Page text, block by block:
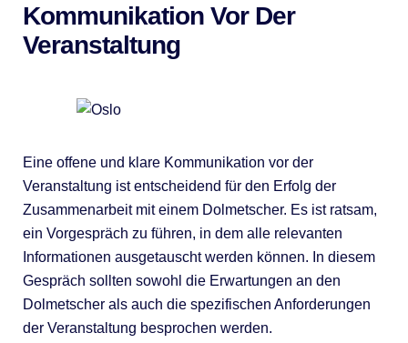
Kommunikation Vor Der
Veranstaltung
Eine offene und klare Kommunikation vor der
Veranstaltung ist entscheidend für den Erfolg der
Zusammenarbeit mit einem Dolmetscher. Es ist ratsam,
ein Vorgespräch zu führen, in dem alle relevanten
Informationen ausgetauscht werden können. In diesem
Gespräch sollten sowohl die Erwartungen an den
Dolmetscher als auch die spezifischen Anforderungen
der Veranstaltung besprochen werden.